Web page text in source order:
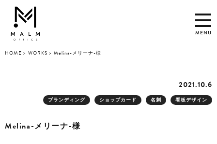
MENU
HOME WORKS Melina-メリーナ-様
2021.10.6
ブランディング ショップカード 名刺 看板デザイン
Melina-メリーナ-様